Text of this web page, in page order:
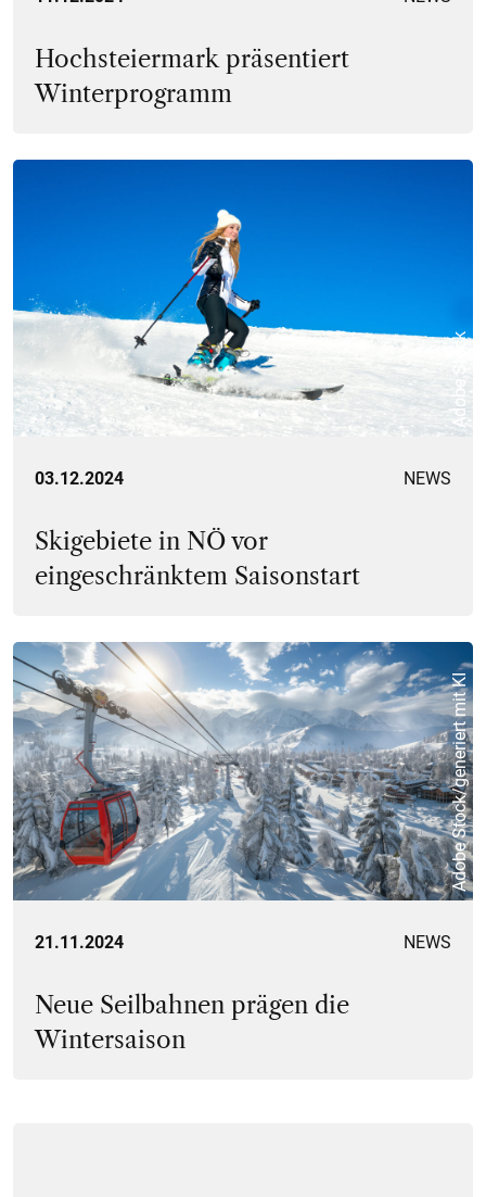
Hochsteiermark präsentiert
Winterprogramm
Adobe Stock
03.12.2024 NEWS
Skigebiete in NÖ vor
eingeschränktem Saisonstart
Adobe Stock/generiert mit KI
21.11.2024 NEWS
Neue Seilbahnen prägen die
Wintersaison